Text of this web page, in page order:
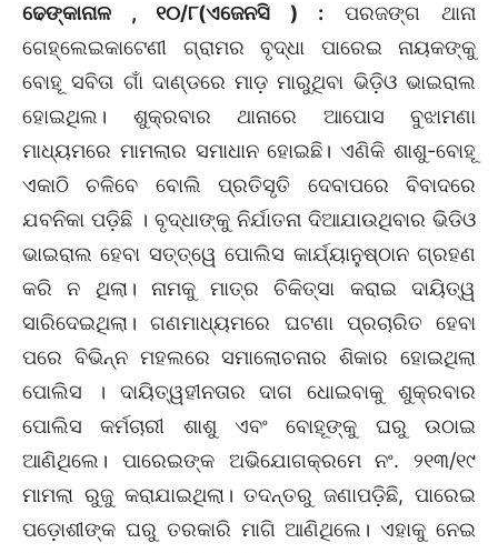
ଢେଙ୍କାନାଳ , ୧୦/୮(ଏଜେନସି ) : ପରଜଙ୍ଗ ଥାନା
ଗେହ୍ଲେଇକାଟେଣୀ ଗ୍ରାମର ବୃଦ୍ଧା ପାରେଇ ନାୟକଙ୍କୁ
ବୋହୂ ସବିତା ଗାଁ ଦାଣ୍ଡରେ ମାଡ଼ ମାରୁଥିବା ଭିଡ଼ିଓ ଭାଇରାଲ
ହୋଇଥିଲ। ଶୁକ୍ରବାର ଥାନାରେ ଆପୋସ ବୁଝାମଣା
ମାଧ୍ୟମରେ ମାମଲାର ସମାଧାନ ହୋଇଛି। ଏଣିକି ଶାଶୁ-ବୋହୂ
ଏକାଠି ଚଳିବେ ବୋଲି ପ୍ରତିସୃତି ଦେବାପରେ ବିବାଦରେ
ଯବନିକା ପଡ଼ିଛି । ବୃଦ୍ଧାଙ୍କୁ ନିର୍ଯାତନା ଦିଆଯାଉଥିବାର ଭିଡିଓ
ଭାଇରାଲ ହେବା ସତ୍ତ୍ୱେ ପୋଲିସ କାର୍ଯ୍ୟାନୁଷ୍ଠାନ ଗ୍ରହଣ
କରି ନ ଥିଲା। ନାମକୁ ମାତ୍ର ଚିକିତ୍ସା କରାଇ ଦାୟିତ୍ୱ
ସାରିଦେଇଥିଲା। ଗଣମାଧ୍ୟମରେ ଘଟଣା ପ୍ରଚାରିତ ହେବା
ପରେ ବିଭିନ୍ନ ମହଲରେ ସମାଲୋଚନାର ଶିକାର ହୋଇଥିଲା
ପୋଲିସ । ଦାୟିତ୍ୱହୀନତାର ଦାଗ ଧୋଇବାକୁ ଶୁକ୍ରବାର
ପୋଲିସ କର୍ମଚାରୀ ଶାଶୁ ଏବଂ ବୋହୂଙ୍କୁ ଘରୁ ଉଠାଇ
ଆଣିଥିଲେ। ପାରେଇଙ୍କ ଅଭିଯୋଗକ୍ରମେ ନଂ. ୨୧୩/୧୯
ମାମଲା ରୁଜୁ କରାଯାଇଥିଲା। ତଦନ୍ତରୁ ଜଣାପଡ଼ିଛି, ପାରେଇ
ପଡ଼ୋଶୀଙ୍କ ଘରୁ ତରକାରି ମାଗି ଆଣିଥିଲେ। ଏହାକୁ ନେଇ